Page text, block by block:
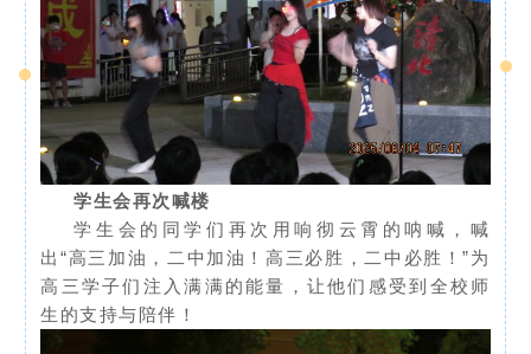
学生会再次喊楼
学生会的同学们再次用响彻云霄的呐喊，喊
出“高三加油，二中加油！高三必胜，二中必胜！”为
高三学子们注入满满的能量，让他们感受到全校师
生的支持与陪伴！